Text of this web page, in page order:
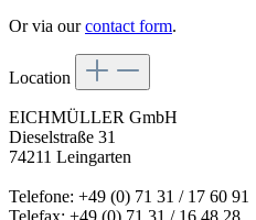
Or via ourcontact form.
Location
EICHMÜLLER GmbH
Dieselstraße 31
74211 Leingarten
Telefone: +49 (0) 71 31 / 17 60 91